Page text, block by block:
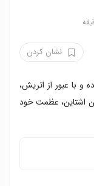
نشان کردن
و با عبور از اتریش،
اشتاین، عظمت خود